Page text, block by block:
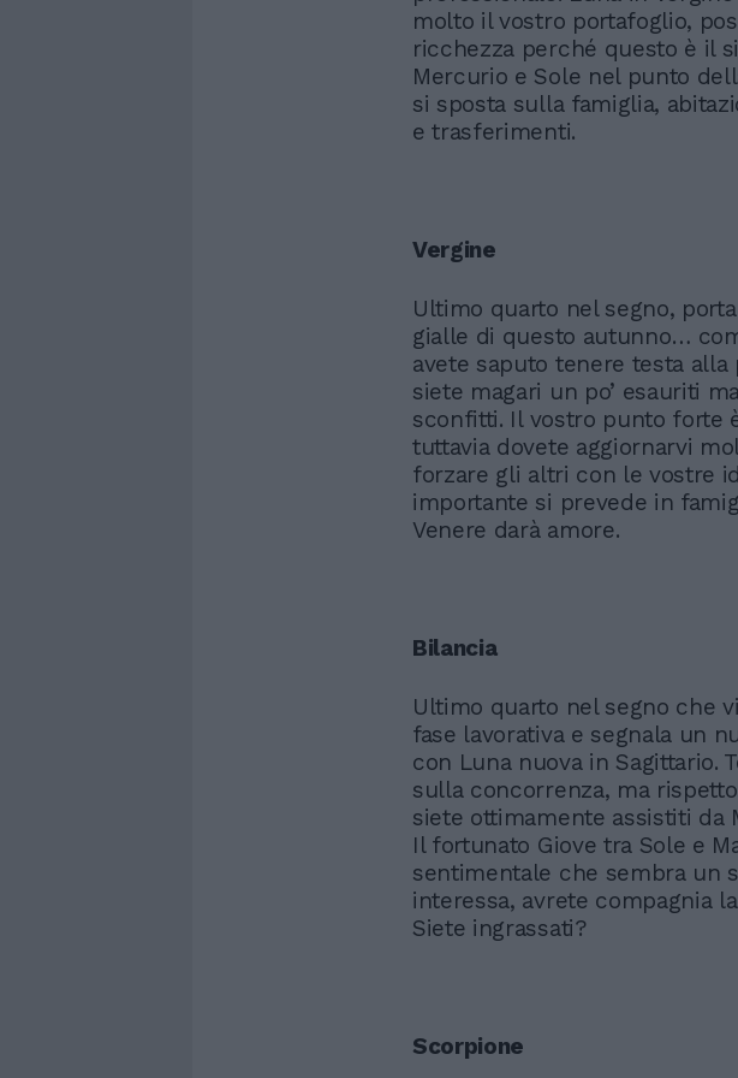
molto il vostro portafoglio,
ricchezza perché questo è il
Mercurio e Sole nel punto
si sposta sulla famiglia,
e trasferimenti.
Vergine
Ultimo quarto nel segno,
gialle di questo autunno…
avete saputo tenere testa
siete magari un po’ esauriti
sconfitti. Il vostro punto forte
tuttavia dovete aggiornarvi
forzare gli altri con le vostre
importante si prevede in
Venere darà amore.
Bilancia
Ultimo quarto nel segno che
fase lavorativa e segnala un
con Luna nuova in Sagittario.
sulla concorrenza, ma
siete ottimamente assistiti da
Il fortunato Giove tra Sole e
sentimentale che sembra un
interessa, avrete compagnia
Siete ingrassati?
Scorpione